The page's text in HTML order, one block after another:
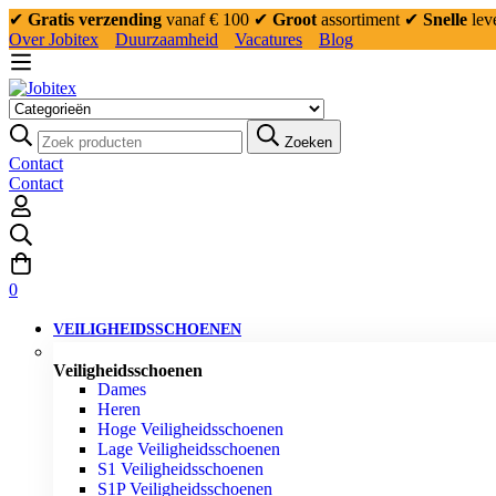
✔ Gratis verzending vanaf € 100 ✔ Groot assortiment ✔ Snelle
Over Jobitex
Duurzaamheid Vacatures Blog
Zoeken
Contact
Contact
0
VEILIGHEIDSSCHOENEN
Veiligheidsschoenen
Dames
Heren
Hoge Veiligheidsschoenen
Lage Veiligheidsschoenen
S1 Veiligheidsschoenen
S1P Veiligheidsschoenen